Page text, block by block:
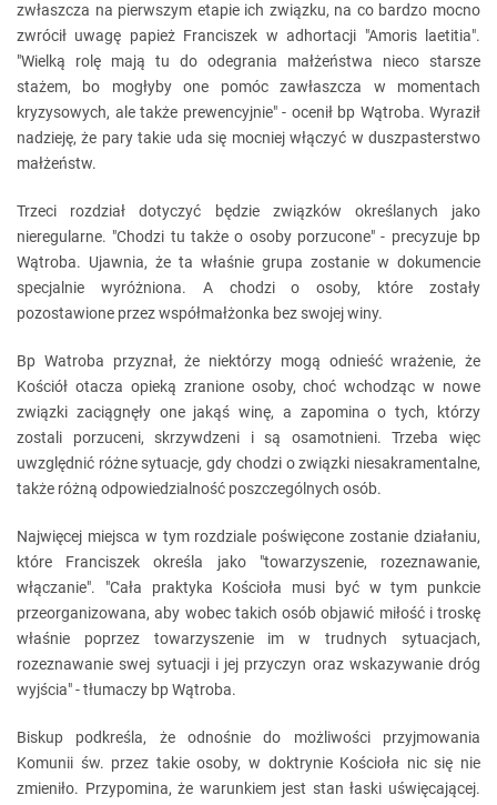
zwłaszcza na pierwszym etapie ich związku, na co bardzo mocno
zwrócił uwagę papież Franciszek w adhortacji "Amoris laetitia".
"Wielką rolę mają tu do odegrania małżeństwa nieco starsze
stażem, bo mogłyby one pomóc zawłaszcza w momentach
kryzysowych, ale także prewencyjnie" - ocenił bp Wątroba. Wyraził
nadzieję, że pary takie uda się mocniej włączyć w duszpasterstwo
małżeństw.
Trzeci rozdział dotyczyć będzie związków określanych jako
nieregularne. "Chodzi tu także o osoby porzucone" - precyzuje bp
Wątroba. Ujawnia, że ta właśnie grupa zostanie w dokumencie
specjalnie wyróżniona. A chodzi o osoby, które zostały
pozostawione przez współmałżonka bez swojej winy.
Bp Watroba przyznał, że niektórzy mogą odnieść wrażenie, że
Kościół otacza opieką zranione osoby, choć wchodząc w nowe
związki zaciągnęły one jakąś winę, a zapomina o tych, którzy
zostali porzuceni, skrzywdzeni i są osamotnieni. Trzeba więc
uwzględnić różne sytuacje, gdy chodzi o związki niesakramentalne,
także różną odpowiedzialność poszczególnych osób.
Najwięcej miejsca w tym rozdziale poświęcone zostanie działaniu,
które Franciszek określa jako "towarzyszenie, rozeznawanie,
włączanie". "Cała praktyka Kościoła musi być w tym punkcie
przeorganizowana, aby wobec takich osób objawić miłość i troskę
właśnie poprzez towarzyszenie im w trudnych sytuacjach,
rozeznawanie swej sytuacji i jej przyczyn oraz wskazywanie dróg
wyjścia" - tłumaczy bp Wątroba.
Biskup podkreśla, że odnośnie do możliwości przyjmowania
Komunii św. przez takie osoby, w doktrynie Kościoła nic się nie
zmieniło. Przypomina, że warunkiem jest stan łaski uświęcającej.